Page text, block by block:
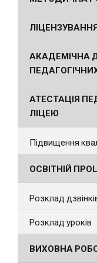
АКАДЕМІЧНА
АТЕСТАЦІЯ
ЛІЦЕЮ
Підвищення
ОСВІТНІЙ
Розклад
Розклад уроків
ВИХОВНА